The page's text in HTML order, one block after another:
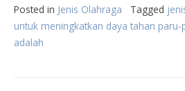
Posted in Jenis Olahraga Tagged
untuk meningkatkan daya tahan
adalah